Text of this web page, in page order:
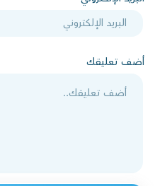
أضف تعليقك